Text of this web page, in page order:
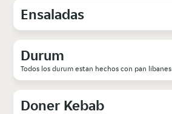
Ensaladas
Durum
Todos los durum estan hechos con pan libanes
Doner Kebab